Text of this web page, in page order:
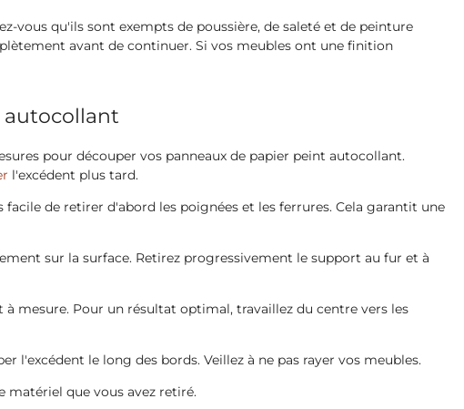
vous qu'ils sont exempts de poussière, de saleté et de peinture
avant de continuer. Si vos meubles ont une finition
autocollant
pour découper vos panneaux de papier peint autocollant.
l'excédent plus tard.
de retirer d'abord les poignées et les ferrures. Cela garantit une
sur la surface. Retirez progressivement le support au fur et à
mesure. Pour un résultat optimal, travaillez du centre vers les
l'excédent le long des bords. Veillez à ne pas rayer vos meubles.
matériel que vous avez retiré.